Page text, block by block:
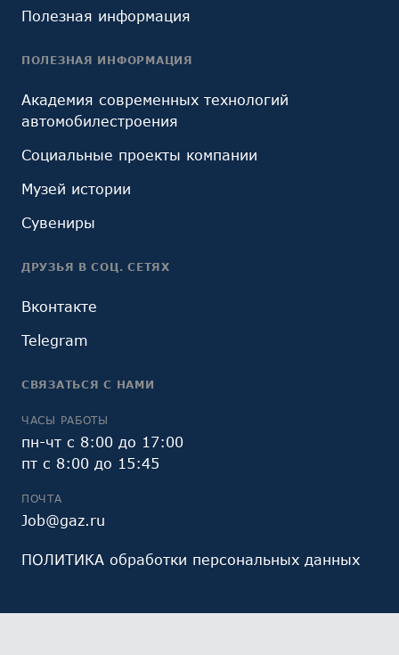
Полезная информация
ПОЛЕЗНАЯ ИНФОРМАЦИЯ
Академия современных технологий
автомобилестроения
Социальные проекты компании
Музей истории
Сувениры
ДРУЗЬЯ В СОЦ. СЕТЯХ
Вконтакте
Telegram
СВЯЗАТЬСЯ С НАМИ
ЧАСЫ РАБОТЫ
пн-чт с 8:00 до 17:00
пт с 8:00 до 15:45
ПОЧТА
Job@gaz.ru
ПОЛИТИКА обработки персональных данных